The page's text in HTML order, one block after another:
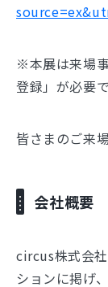
※本展は来場
登録」が必要で
皆さまのご来
会社概要
circus株式会
ションに掲げ